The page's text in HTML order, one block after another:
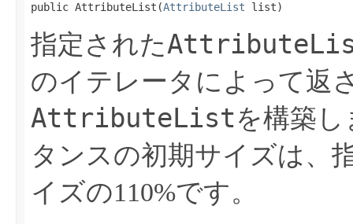
public AttributeList​(AttributeList list)
指定された
のイテレータによって返
AttributeListを構築し
タンスの初期サイズは、
イズの110%です。